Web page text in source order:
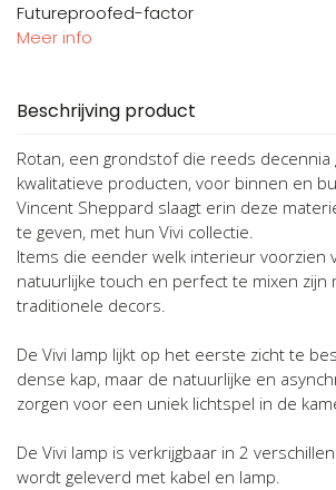
Futureproofed-factor
Meer info
Beschrijving product
Rotan, een grondstof die reeds
kwalitatieve producten, voor binnen en
Vincent Sheppard slaagt erin deze
te geven, met hun Vivi collectie.
Items die eender welk interieur voorzien
natuurlijke touch en perfect te mixen
traditionele decors.
De Vivi lamp lijkt op het eerste zicht te
dense kap, maar de natuurlijke en
zorgen voor een uniek lichtspel in de
De Vivi lamp is verkrijgbaar in 2
wordt geleverd met kabel en lamp.